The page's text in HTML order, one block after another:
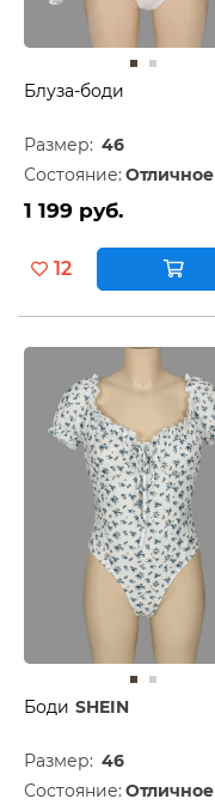
Блуза-боди
Размер: 46
Состояние: Отличное
1 199 руб.
12
Боди SHEIN
Размер: 46
Состояние: Отличное